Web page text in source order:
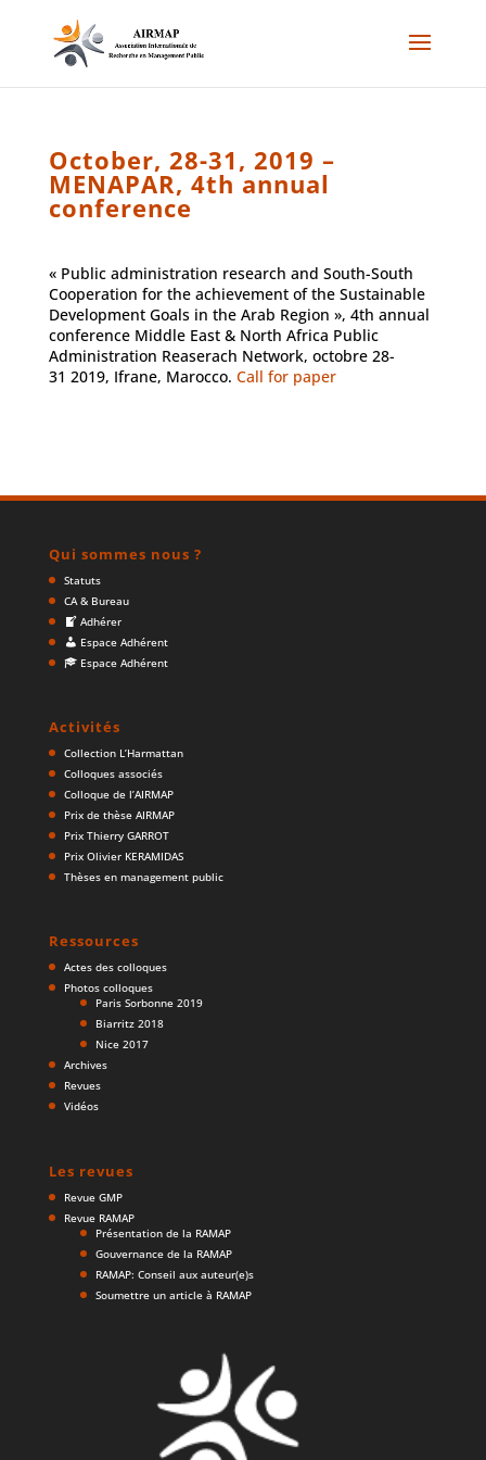
October, 28-31, 2019 –
MENAPAR, 4th annual
conference
« Public administration research and South-South
Cooperation for the achievement of the Sustainable
Development Goals in the Arab Region », 4th annual
conference Middle East & North Africa Public
Administration Reaserach Network, octobre 28-
31 2019, Ifrane, Marocco. Call for paper
Qui sommes nous ?
Statuts
CA & Bureau
Adhérer
Espace Adhérent
Espace Adhérent
Activités
Collection L’Harmattan
Colloques associés
Colloque de l’AIRMAP
Prix de thèse AIRMAP
Prix Thierry GARROT
Prix Olivier KERAMIDAS
Thèses en management public
Ressources
Actes des colloques
Photos colloques
Paris Sorbonne 2019
Biarritz 2018
Nice 2017
Archives
Revues
Vidéos
Les revues
Revue GMP
Revue RAMAP
Présentation de la RAMAP
Gouvernance de la RAMAP
RAMAP: Conseil aux auteur(e)s
Soumettre un article à RAMAP